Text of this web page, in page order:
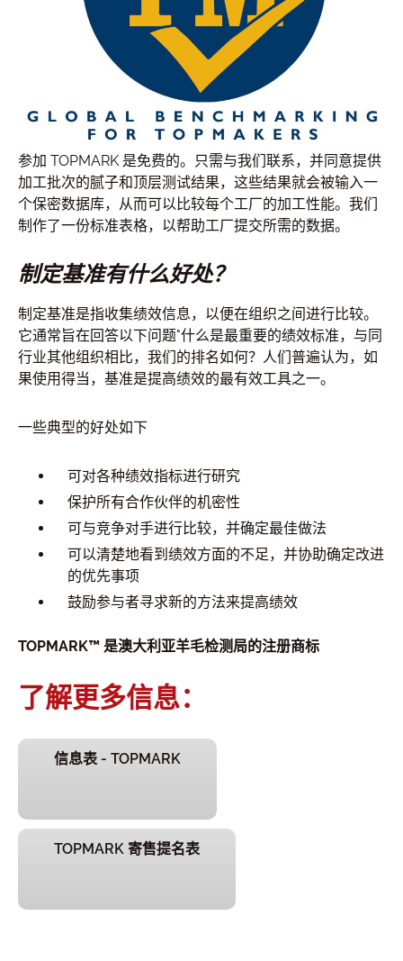
参加 TOPMARK 是免费的。只需与我们联系，并同意提供
加工批次的腻子和顶层测试结果，这些结果就会被输入一
个保密数据库，从而可以比较每个工厂的加工性能。我们
制作了一份标准表格，以帮助工厂提交所需的数据。
制定基准有什么好处？
制定基准是指收集绩效信息，以便在组织之间进行比较。
它通常旨在回答以下问题"什么是最重要的绩效标准，与同
行业其他组织相比，我们的排名如何？人们普遍认为，如
果使用得当，基准是提高绩效的最有效工具之一。
一些典型的好处如下
可对各种绩效指标进行研究
保护所有合作伙伴的机密性
可与竞争对手进行比较，并确定最佳做法
可以清楚地看到绩效方面的不足，并协助确定改进
的优先事项
鼓励参与者寻求新的方法来提高绩效
TOPMARK™ 是澳大利亚羊毛检测局的注册商标
了解更多信息：
信息表 - TOPMARK
TOPMARK 寄售提名表